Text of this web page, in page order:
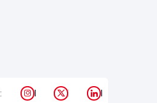
Instagram
X LinkedIn